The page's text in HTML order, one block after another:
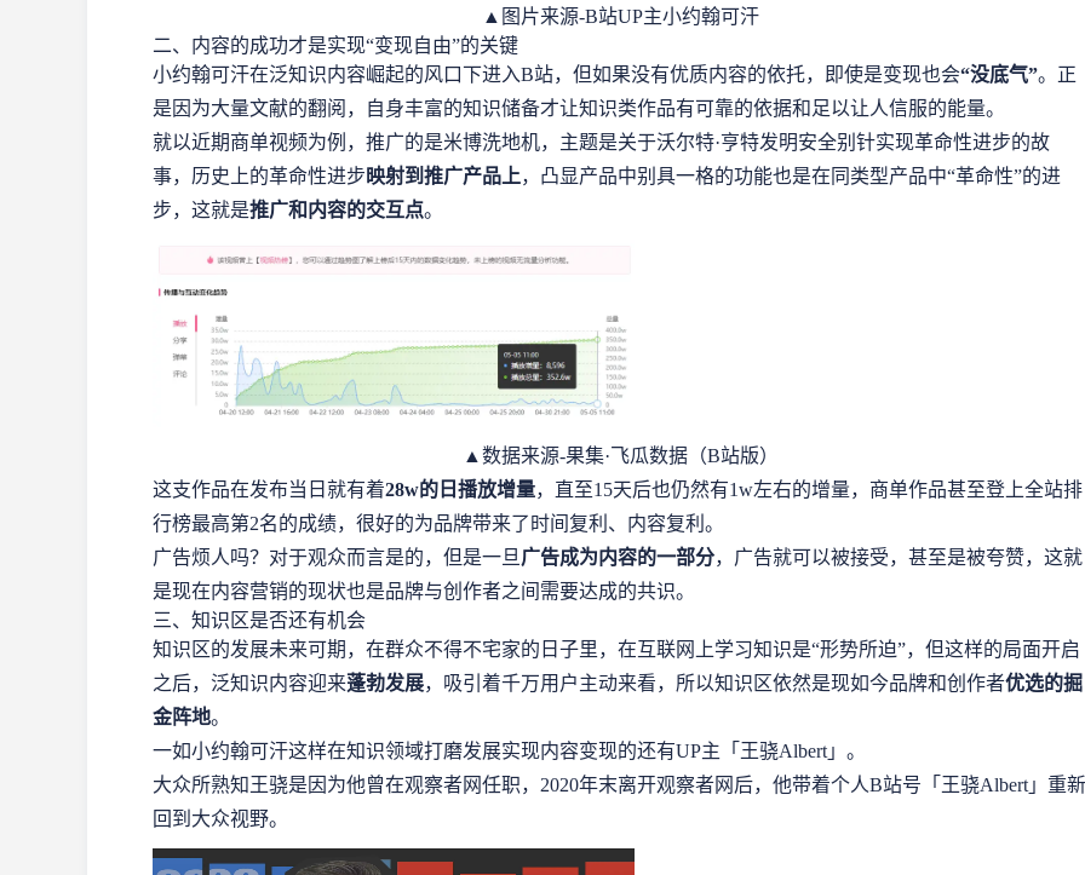
▲图片来源-B站UP主小约翰可汗
二、内容的成功才是实现“变现自由”的关键
小约翰可汗在泛知识内容崛起的风口下进入B站，但如果没有优质内容的依托，即使是变现也会“没底气”。正
是因为大量文献的翻阅，自身丰富的知识储备才让知识类作品有可靠的依据和足以让人信服的能量。
就以近期商单视频为例，推广的是米博洗地机，主题是关于沃尔特·亨特发明安全别针实现革命性进步的故
事，历史上的革命性进步 映射到推广产品上，凸显产品中别具一格的功能也是在同类型产品中“革命性”的进
步，这就是推广和内容的交互点。
▲数据来源-果集·飞瓜数据（B站版）
这支作品在发布当日就有着28w的日播放增量，直至15天后也仍然有1w左右的增量，商单作品甚至登上全站排
行榜最高第2名的成绩，很好的为品牌带来了时间复利、内容复利。
广告烦人吗？对于观众而言是的，但是一旦 广告成为内容的一部分，广告就可以被接受，甚至是被夸赞，这就
是现在内容营销的现状也是品牌与创作者之间需要达成的共识。
三、知识区是否还有机会
知识区的发展未来可期，在群众不得不宅家的日子里，在互联网上学习知识是“形势所迫”，但这样的局面开启
之后，泛知识内容迎来蓬勃发展，吸引着千万用户主动来看，所以知识区依然是现如今品牌和创作者优选的掘
金阵地。
一如小约翰可汗这样在知识领域打磨发展实现内容变现的还有UP主「王骁Albert」。
大众所熟知王骁是因为他曾在观察者网任职，2020年末离开观察者网后，他带着个人B站号「王骁Albert」重新
回到大众视野。